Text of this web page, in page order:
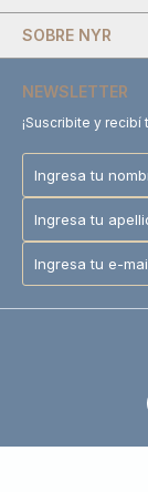
SOBRE NYR
NEWSLETTER
¡Suscribite y